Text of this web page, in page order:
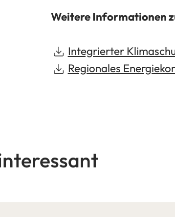
Weitere Informationen
Integrierter
Regionales